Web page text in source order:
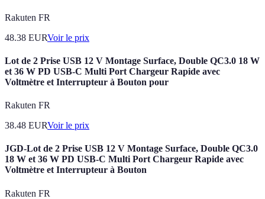
Rakuten FR
48.38 EURVoir le prix
Lot de 2 Prise USB 12 V Montage Surface, Double QC3.0 18 W
et 36 W PD USB-C Multi Port Chargeur Rapide avec
Voltmètre et Interrupteur à Bouton pour
Rakuten FR
38.48 EURVoir le prix
JGD-Lot de 2 Prise USB 12 V Montage Surface, Double QC3.0
18 W et 36 W PD USB-C Multi Port Chargeur Rapide avec
Voltmètre et Interrupteur à Bouton
Rakuten FR